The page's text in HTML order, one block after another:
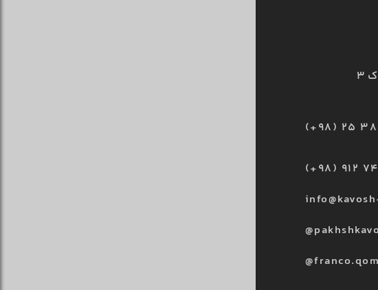
(+98) 25
(+98) 912
@franco.qom